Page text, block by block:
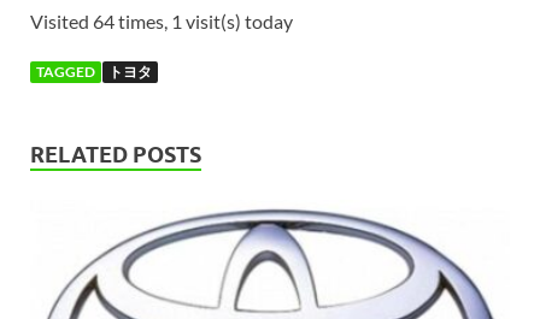
Visited 64 times, 1 visit(s) today
TAGGED トヨタ
RELATED POSTS